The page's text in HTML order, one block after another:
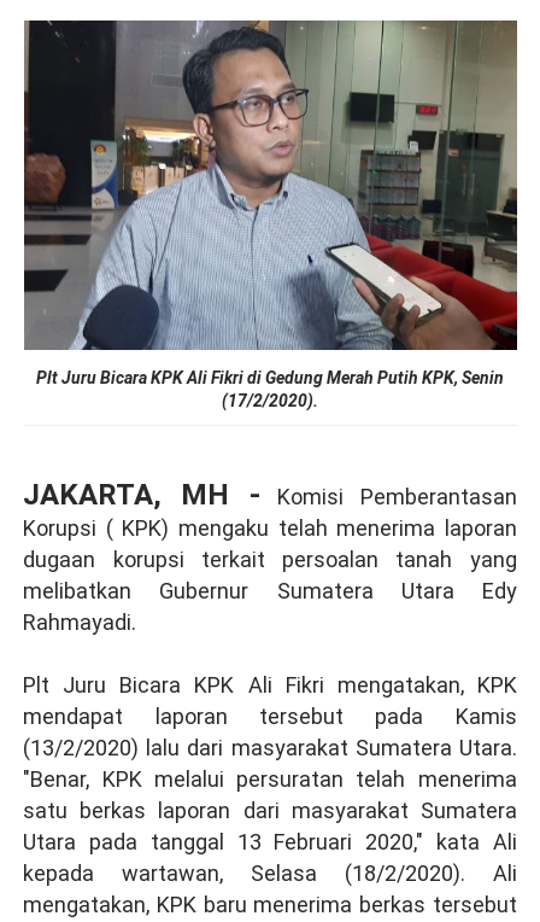
Plt Juru Bicara KPK Ali Fikri di Gedung Merah Putih KPK, Senin
(17/2/2020).
JAKARTA, MH - Komisi Pemberantasan
Korupsi ( KPK) mengaku telah menerima laporan
dugaan korupsi terkait persoalan tanah yang
melibatkan Gubernur Sumatera Utara Edy
Rahmayadi.
Plt Juru Bicara KPK Ali Fikri mengatakan, KPK
mendapat laporan tersebut pada Kamis
(13/2/2020) lalu dari masyarakat Sumatera Utara.
"Benar, KPK melalui persuratan telah menerima
satu berkas laporan dari masyarakat Sumatera
Utara pada tanggal 13 Februari 2020," kata Ali
kepada wartawan, Selasa (18/2/2020). Ali
mengatakan, KPK baru menerima berkas tersebut